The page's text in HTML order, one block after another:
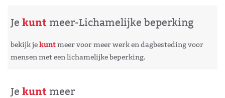
Je kunt meer-Lichamelijke beperking
bekijk jekuntmeer voor meer werk en dagbesteding voor
mensen met een lichamelijke beperking.
Je kunt meer